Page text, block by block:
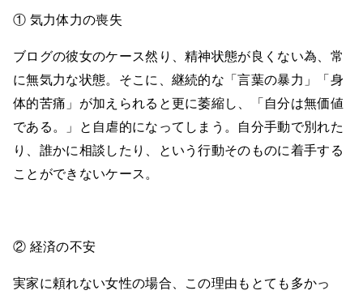
① 気力体力の喪失
ブログの彼女のケース然り、精神状態が良くない為、常
に無気力な状態。そこに、継続的な「言葉の暴力」「身
体的苦痛」が加えられると更に萎縮し、「自分は無価値
である。」と自虐的になってしまう。自分手動で別れた
り、誰かに相談したり、という行動そのものに着手する
ことができないケース。
② 経済の不安
実家に頼れない女性の場合、この理由もとても多かっ